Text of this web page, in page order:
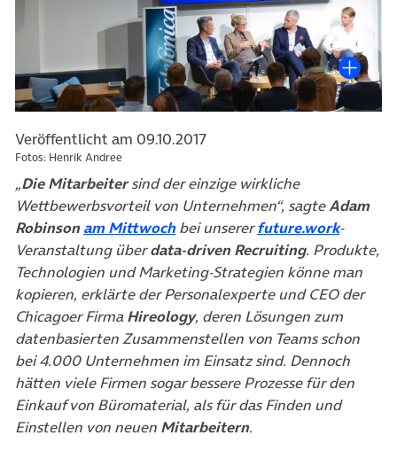
Veröffentlicht am 09.10.2017
Fotos: Henrik Andree
„Die Mitarbeitersind der einzige wirkliche
Wettbewerbsvorteil von Unternehmen“, sagteAdam
Robinson am Mittwoch(öffnet in neuem Tab)
bei unsererfuture.work(öffnet
-
Veranstaltung überdata-driven Recruiting. Produkte,
Technologien und Marketing-Strategien könne man
kopieren, erklärte der Personalexperte und CEO der
Chicagoer FirmaHireology, deren Lösungen zum
datenbasierten Zusammenstellen von Teams schon
bei 4.000 Unternehmen im Einsatz sind. Dennoch
hätten viele Firmen sogar bessere Prozesse für den
Einkauf von Büromaterial, als für das Finden und
Einstellen von neuen Mitarbeitern.